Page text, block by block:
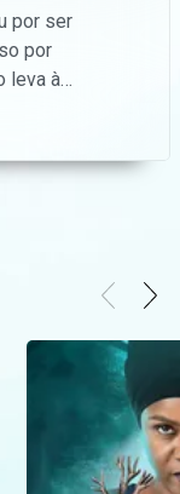
por ser
por
leva à